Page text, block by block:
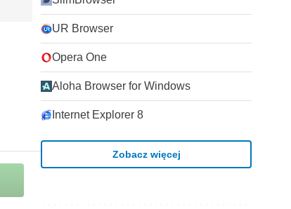
UR Browser
Opera One
Aloha Browser for Windows
Internet Explorer 8
Zobacz więcej